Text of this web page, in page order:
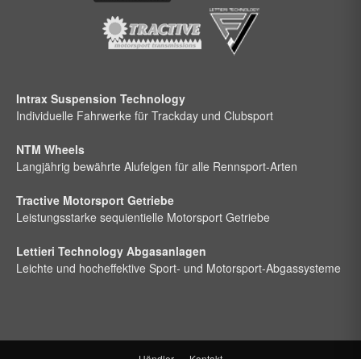
Intrax Suspension Technology
Individuelle Fahrwerke für Trackday und Clubsport
NTM Wheels
Langjährig bewährte Alufelgen für alle Rennsport-Arten
Tractive Motorsport Getriebe
Leistungsstarke sequientielle Motorsport Getriebe
Lettieri Technology Abgasanlagen
Leichte und hocheffektive Sport- und Motorsport-Abgassysteme